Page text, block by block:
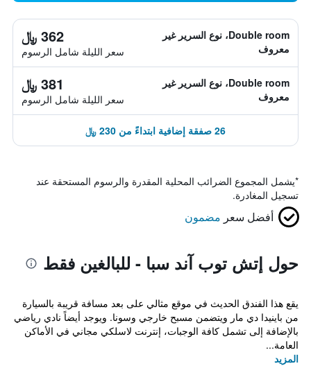
Double room، نوع السرير غير
معروف
362 ﷼
سعر الليلة شامل الرسوم
Double room، نوع السرير غير
معروف
381 ﷼
سعر الليلة شامل الرسوم
26 صفقة إضافية ابتداءً من 230 ﷼
*يشمل المجموع الضرائب المحلية المقدرة والرسوم المستحقة عند
تسجيل المغادرة.
أفضل سعر مضمون
حول إتش توب آند سبا - للبالغين فقط
يقع هذا الفندق الحديث في موقع مثالي على بعد مسافة قريبة بالسيارة
من باينيدا دي مار ويتضمن مسبح خارجي وسونا. ويوجد أيضاً نادي رياضي
بالإضافة إلى تشمل كافة الوجبات، إنترنت لاسلكي مجاني في الأماكن
العامة...
المزيد